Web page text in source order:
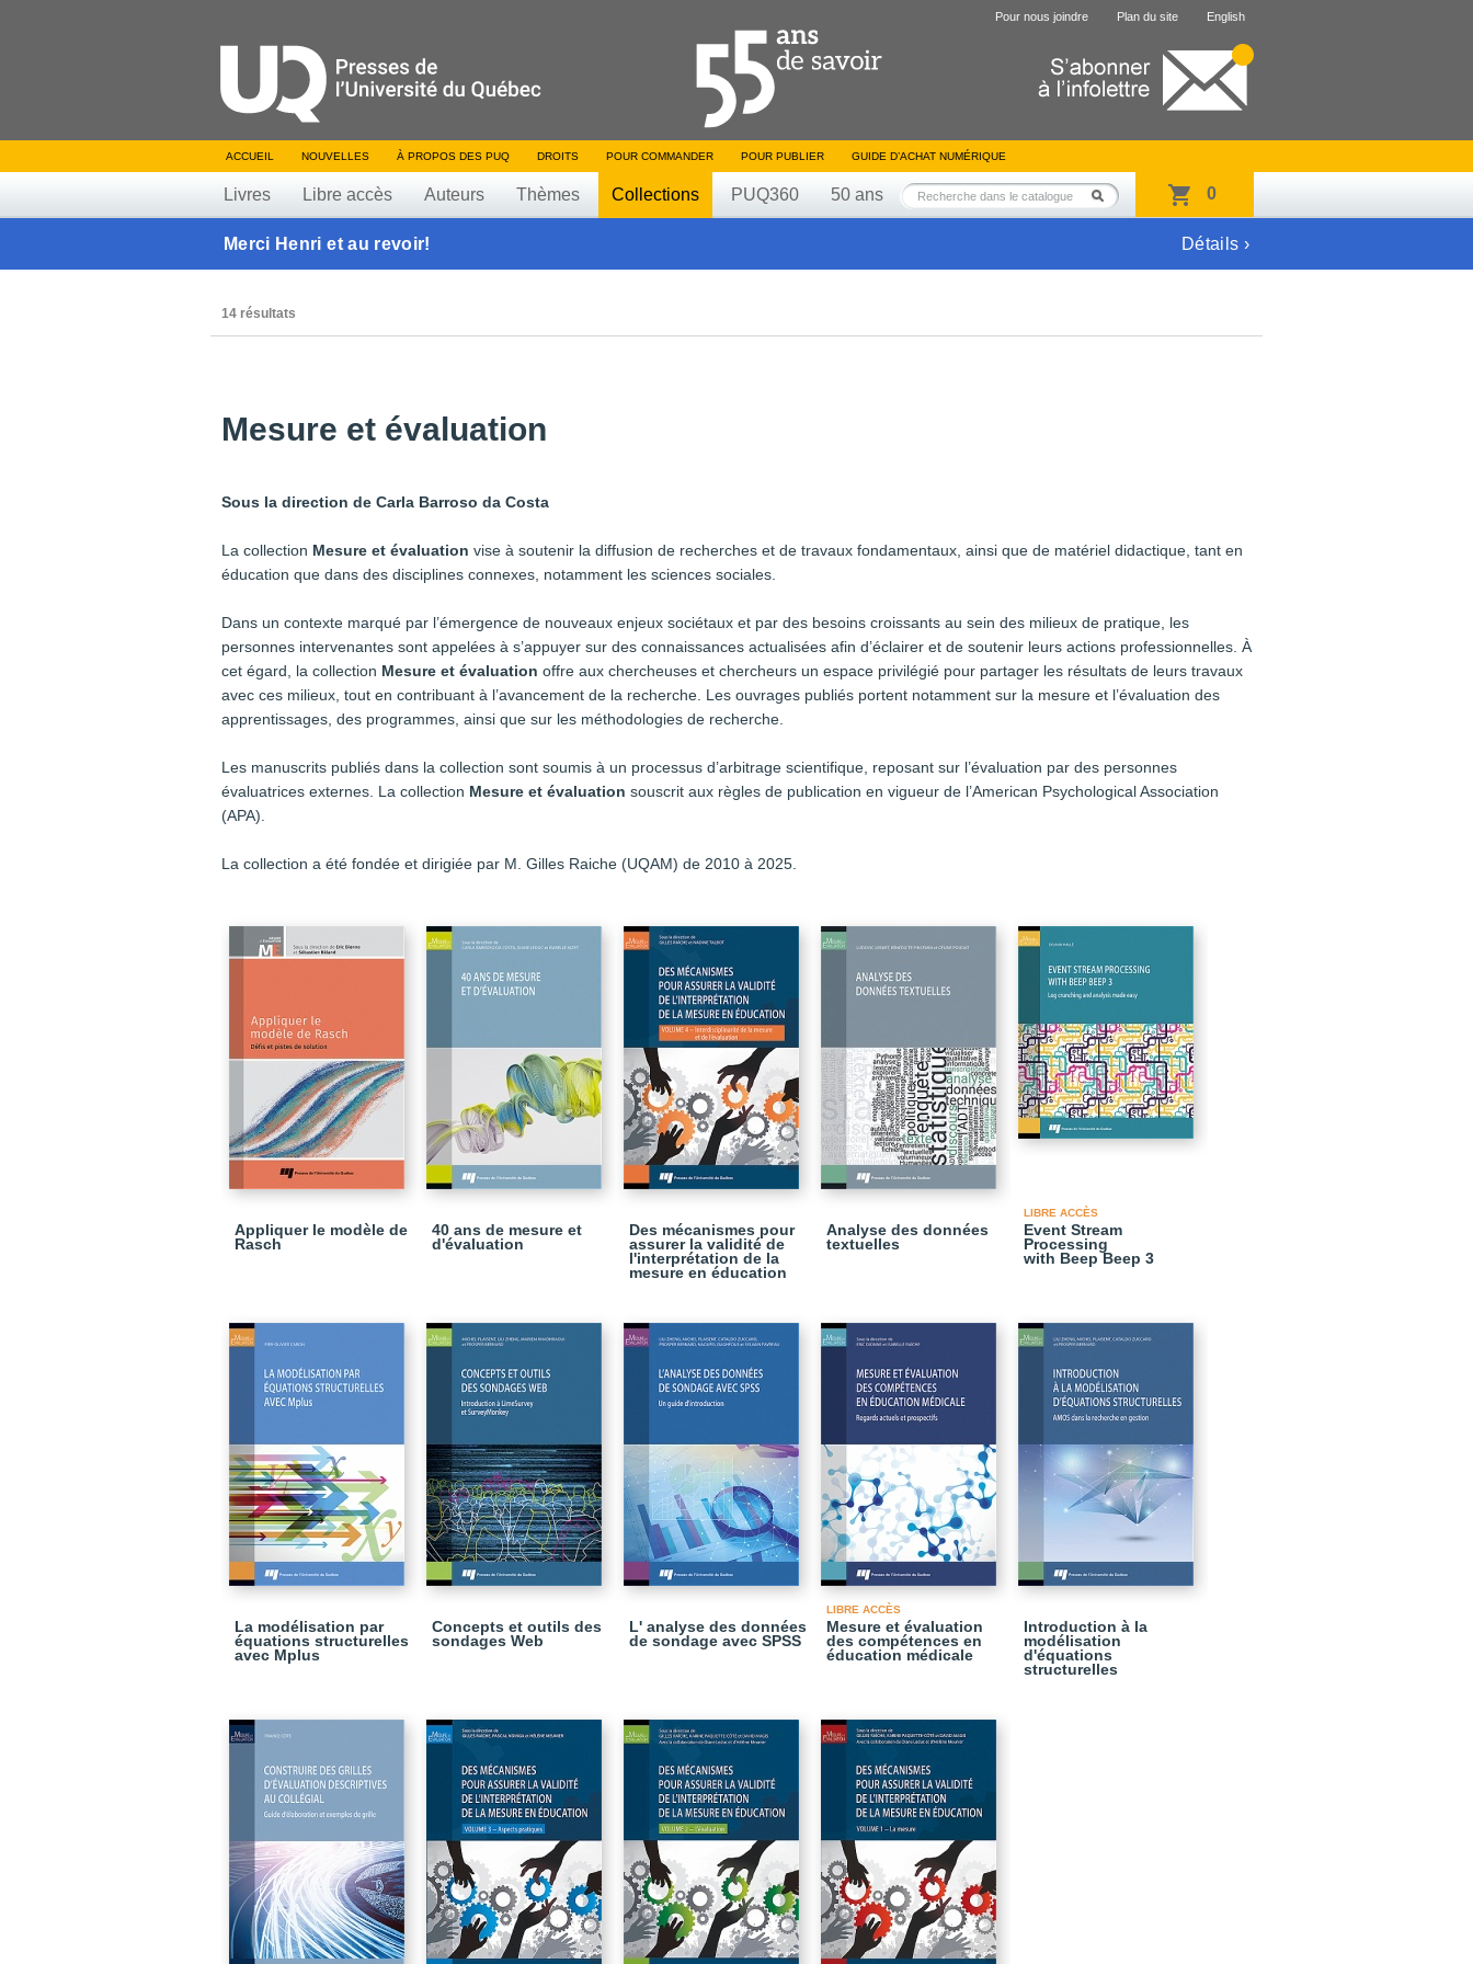
Pour nous joindre Plan du site English
ACCUEIL NOUVELLES À PROPOS DES PUQ DROITS POUR COMMANDER POUR PUBLIER GUIDE D’ACHAT NUMÉRIQUE
Livres Libre accès Auteurs Thèmes Collections PUQ360 50 ans 0
Merci Henri et au revoir! Détails ›
14 résultats
Mesure et évaluation
Sous la direction de Carla Barroso da Costa
La collection Mesure et évaluation vise à soutenir la diffusion de recherches et de travaux fondamentaux, ainsi que de matériel didactique, tant en
éducation que dans des disciplines connexes, notamment les sciences sociales.
Dans un contexte marqué par l’émergence de nouveaux enjeux sociétaux et par des besoins croissants au sein des milieux de pratique, les
personnes intervenantes sont appelées à s’appuyer sur des connaissances actualisées afin d’éclairer et de soutenir leurs actions professionnelles. À
cet égard, la collection Mesure et évaluation offre aux chercheuses et chercheurs un espace privilégié pour partager les résultats de leurs travaux
avec ces milieux, tout en contribuant à l’avancement de la recherche. Les ouvrages publiés portent notamment sur la mesure et l’évaluation des
apprentissages, des programmes, ainsi que sur les méthodologies de recherche.
Les manuscrits publiés dans la collection sont soumis à un processus d’arbitrage scientifique, reposant sur l’évaluation par des personnes
évaluatrices externes. La collection Mesure et évaluation souscrit aux règles de publication en vigueur de l’American Psychological Association
(APA).
La collection a été fondée et dirigiée par M. Gilles Raiche (UQAM) de 2010 à 2025.
Appliquer le modèle de
Rasch
40 ans de mesure et
d'évaluation
Des mécanismes pour
assurer la validité de
l'interprétation de la
mesure en éducation
Analyse des données
textuelles
LIBRE ACCÈS
Event Stream
Processing
with Beep Beep 3
La modélisation par
équations structurelles
avec Mplus
Concepts et outils des
sondages Web
L' analyse des données
de sondage avec SPSS
LIBRE ACCÈS
Mesure et évaluation
des compétences en
éducation médicale
Introduction à la
modélisation
d'équations
structurelles